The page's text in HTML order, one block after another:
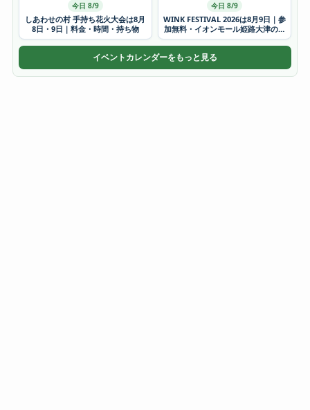
今日 8/9
しあわせの村 手持ち花火大会は8月
8日・9日｜料金・時間・持ち物
今日 8/9
WINK FESTIVAL 2026は8月9日｜参
加無料・イオンモール姫路大津の時
間
イベントカレンダーをもっと見る